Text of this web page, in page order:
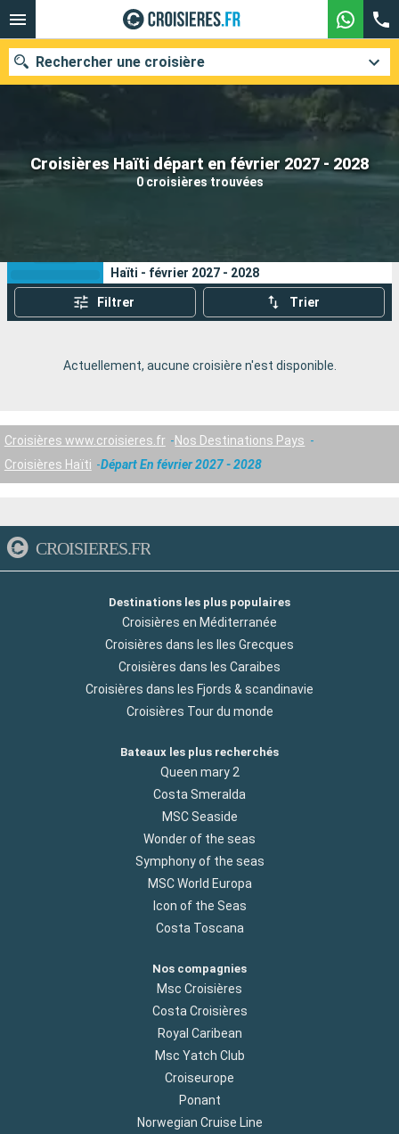
Croisières Haïti départ en février 2027 - 2028
0 croisières trouvées
Rechercher une croisière
Nos destinations
Rechercher
Haïti - février 2027 - 2028
Filtrer Trier
Actuellement, aucune croisière n'est disponible.
Croisières www.croisieres.fr
Nos Destinations Pays
Croisières Haïti
Départ En février 2027 - 2028
CROISIERES.FR
Destinations les plus populaires
Croisières en Méditerranée
Croisières dans les Iles Grecques
Croisières dans les Caraibes
Croisières dans les Fjords & scandinavie
Croisières Tour du monde
Bateaux les plus recherchés
Queen mary 2
Costa Smeralda
MSC Seaside
Wonder of the seas
Symphony of the seas
MSC World Europa
Icon of the Seas
Costa Toscana
Nos compagnies
Msc Croisières
Costa Croisières
Royal Caribean
Msc Yatch Club
Croiseurope
Ponant
Norwegian Cruise Line